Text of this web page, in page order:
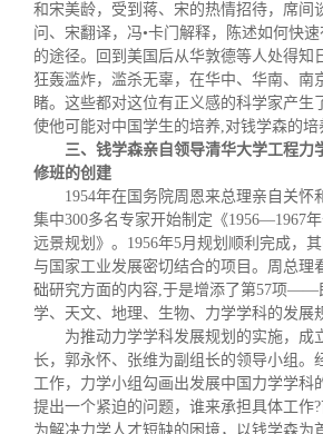
和宋美龄，受到蒋、宋的热情招待，席间
问、宋翻译，冯•卡门解释，陈述如何快
的途径。回到美国后从华敦德等人处得知
狂轰滥炸，滥杀无辜，在华中、华南、南
睹。这些都对这位有正义感的科学家产生
使他可能对中国学生的培养,对钱学森的培
三、钱学森亲自领导清华大学工程力
修班的创建
1954年在国务院周恩来总理亲自关怀
集中300多名专家开始制定《1956—1967
远景规划》。1956年5月规划顺利完成，
与国家工业发展密切结合的项目。周总理
础研究方面的内容,于是增添了第57项——
学、天文、地理、生物、力学学科的发展
为推动力学学科发展规划的实施，成
长，郭永怀、张维为副组长的领导小组。
工作，力学小组勾画出发展中国力学学科
提出一个紧迫的问题，谁来承担具体工作?
为解决力学人才短缺的困境，以钱学森为